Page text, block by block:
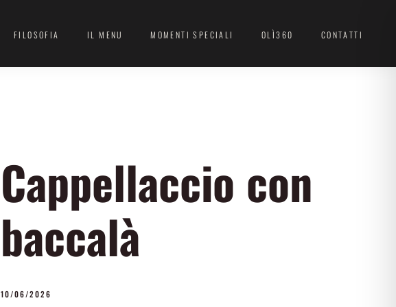
FILOSOFIA IL MENU MOMENTI SPECIALI OLÌ360 CONTATTI
Cappellaccio con
baccalà
10/06/2026